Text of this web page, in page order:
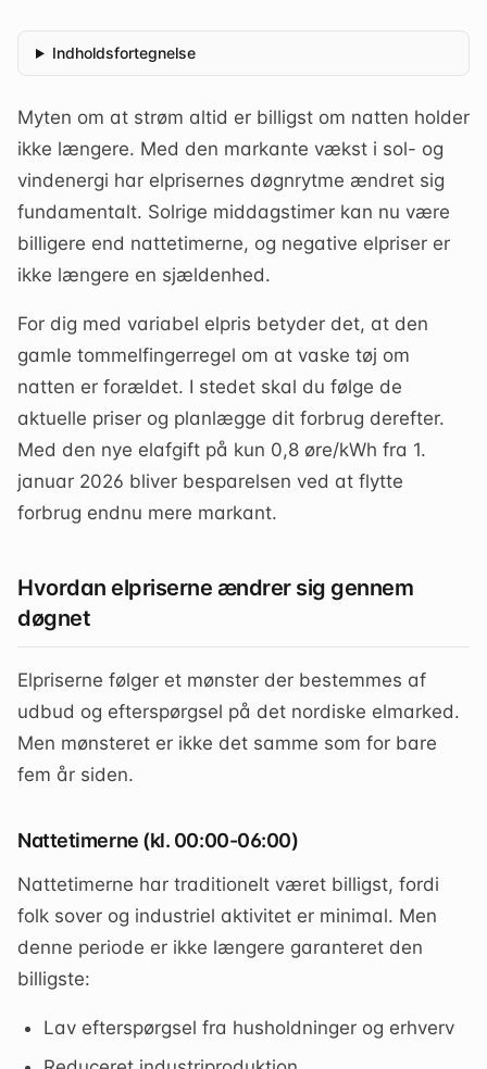
Indholdsfortegnelse
Myten om at strøm altid er billigst om natten holder
ikke længere. Med den markante vækst i sol- og
vindenergi har elprisernes døgnrytme ændret sig
fundamentalt. Solrige middagstimer kan nu være
billigere end nattetimerne, og negative elpriser er
ikke længere en sjældenhed.
For dig med variabel elpris betyder det, at den
gamle tommelfingerregel om at vaske tøj om
natten er forældet. I stedet skal du følge de
aktuelle priser og planlægge dit forbrug derefter.
Med den nye elafgift på kun 0,8 øre/kWh fra 1.
januar 2026 bliver besparelsen ved at flytte
forbrug endnu mere markant.
Hvordan elpriserne ændrer sig gennem
døgnet
Elpriserne følger et mønster der bestemmes af
udbud og efterspørgsel på det nordiske elmarked.
Men mønsteret er ikke det samme som for bare
fem år siden.
Nattetimerne (kl. 00:00-06:00)
Nattetimerne har traditionelt været billigst, fordi
folk sover og industriel aktivitet er minimal. Men
denne periode er ikke længere garanteret den
billigste:
Lav efterspørgsel fra husholdninger og erhverv